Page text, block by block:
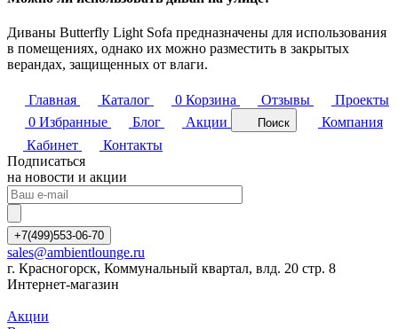
Диваны Butterfly Light Sofa предназначены для использования
в помещениях, однако их можно разместить в закрытых
верандах, защищенных от влаги.
Главная Каталог 0 Корзина Отзывы
Проекты
0 Избранные Блог Акции Поиск
Компания
Кабинет
Контакты
Подписаться
на новости и акции
+7(499)553-06-70
sales@ambientlounge.ru
г. Красногорск, Коммунальный квартал, влд. 20 стр. 8
Интернет-магазин
Акции